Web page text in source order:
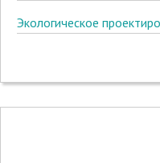
Экологическое